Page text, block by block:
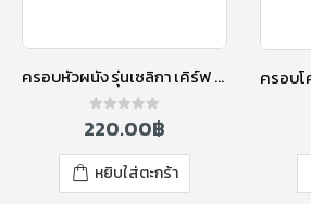
ครอบหัวผนัง รุ่นเซลิกา เคิร์ฟ สีดีพ บลู
220.00฿
หยิบใส่ตะกร้า